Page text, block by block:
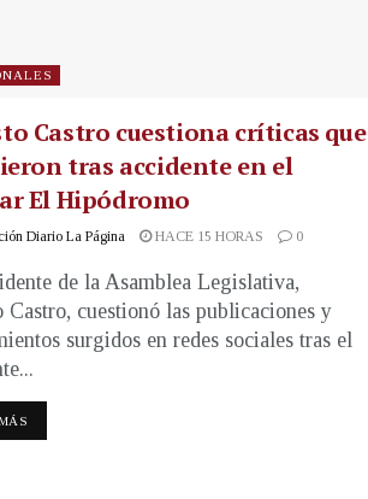
Castro cuestiona críticas que
tras accidente en el
El Hipódromo
Diario La Página HACE 15 HORAS 0
de la Asamblea Legislativa,
Castro, cuestionó las publicaciones y
surgidos en redes sociales tras el